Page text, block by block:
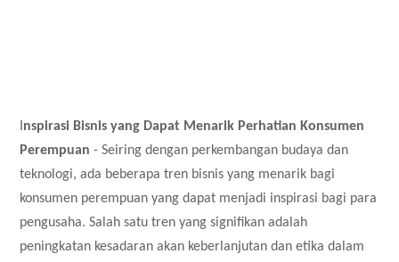
nspirasi Bisnis yang Dapat Menarik Perhatian Konsumen
Perempuan - Seiring dengan perkembangan budaya dan
teknologi, ada beberapa tren bisnis yang menarik bagi
konsumen perempuan yang dapat menjadi inspirasi bagi para
pengusaha. Salah satu tren yang signifikan adalah
peningkatan kesadaran akan keberlanjutan dan etika dalam